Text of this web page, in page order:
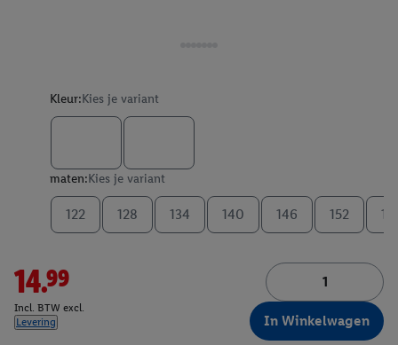
Kleur:Kies je variant
maten:Kies je variant
122 128 134 140 146 152
14.99
Incl. BTW excl.
Levering
In Winkelwagen